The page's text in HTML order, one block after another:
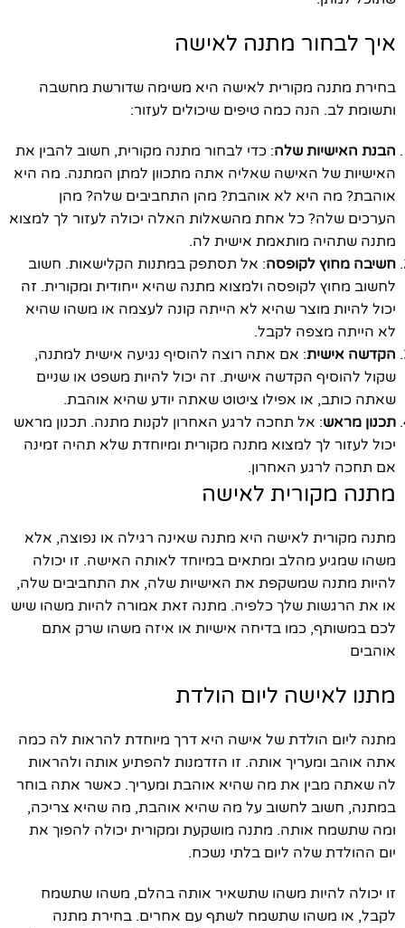
איך לבחור מתנה לאישה
בחירת מתנה מקורית לאישה היא משימה שדורשת מחשבה
ותשומת לב. הנה כמה טיפים שיכולים לעזור:
הבנת האישיות שלה: כדי לבחור מתנה מקורית, חשוב להבין את
האישיות של האישה שאליה אתה מתכוון למתן המתנה. מה היא
אוהבת? מה היא לא אוהבת? מהן התחביבים שלה? מהן
הערכים שלה? כל אחת מהשאלות האלה יכולה לעזור לך למצוא
מתנה שתהיה מותאמת אישית לה.
חשיבה מחוץ לקופסה: אל תסתפק במתנות הקלישאות. חשוב
לחשוב מחוץ לקופסה ולמצוא מתנה שהיא ייחודית ומקורית. זה
יכול להיות מוצר שהיא לא הייתה קונה לעצמה או משהו שהיא
לא הייתה מצפה לקבל.
הקדשה אישית: אם אתה רוצה להוסיף נגיעה אישית למתנה,
שקול להוסיף הקדשה אישית. זה יכול להיות משפט או שניים
שאתה כותב, או אפילו ציטוט שאתה יודע שהיא אוהבת.
תכנון מראש: אל תחכה לרגע האחרון לקנות מתנה. תכנון מראש
יכול לעזור לך למצוא מתנה מקורית ומיוחדת שלא תהיה זמינה
אם תחכה לרגע האחרון.
מתנה מקורית לאישה
מתנה מקורית לאישה היא מתנה שאינה רגילה או נפוצה, אלא
משהו שמגיע מהלב ומתאים במיוחד לאותה האישה. זו יכולה
להיות מתנה שמשקפת את האישיות שלה, את התחביבים שלה,
או את הרגשות שלך כלפיה. מתנה זאת אמורה להיות משהו שיש
לכם במשותף, כמו בדיחה אישיות או איזה משהו שרק אתם
אוהבים
מתנו לאישה ליום הולדת
מתנה ליום הולדת של אישה היא דרך מיוחדת להראות לה כמה
אתה אוהב ומעריך אותה. זו הזדמנות להפתיע אותה ולהראות
לה שאתה מבין את מה שהיא אוהבת ומעריך. כאשר אתה בוחר
במתנה, חשוב לחשוב על מה שהיא אוהבת, מה שהיא צריכה,
ומה שתשמח אותה. מתנה מושקעת ומקורית יכולה להפוך את
יום ההולדת שלה ליום בלתי נשכח.
זו יכולה להיות משהו שתשאיר אותה בהלם, משהו שתשמח
לקבל, או משהו שתשמח לשתף עם אחרים. בחירת מתנה